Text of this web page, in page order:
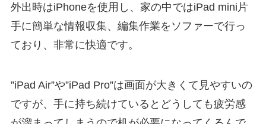
外出時はiPhoneを使用し、家の中ではiPad mini片
手に簡単な情報収集、編集作業をソファーで行っ
ており、非常に快適です。
”iPad Air”や”iPad Pro”は画面が大きくて見やすいの
ですが、手に持ち続けているとどうしても疲労感